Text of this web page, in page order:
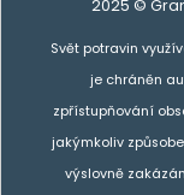
2025 ©
Svět potravin
je chráněn
zpřístupňování
jakýmkoliv
výslovně